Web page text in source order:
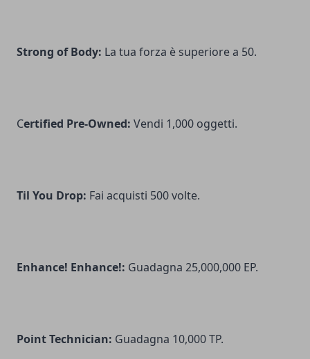
Strong of Body: La tua forza è superiore a 50.
Certified Pre-Owned: Vendi 1,000 oggetti.
Til You Drop: Fai acquisti 500 volte.
Enhance! Enhance!: Guadagna 25,000,000 EP.
Point Technician: Guadagna 10,000 TP.